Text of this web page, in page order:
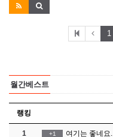
1
월간베스트
랭킹
1 +1 여기는 좋네요.